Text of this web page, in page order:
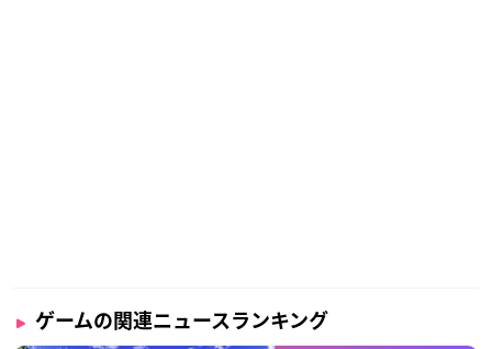
ゲームの関連ニュースランキング